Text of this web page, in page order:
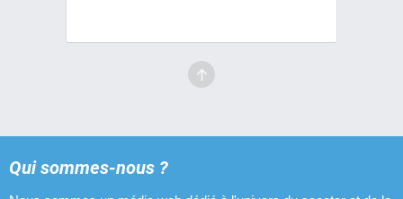
Qui sommes-nous ?